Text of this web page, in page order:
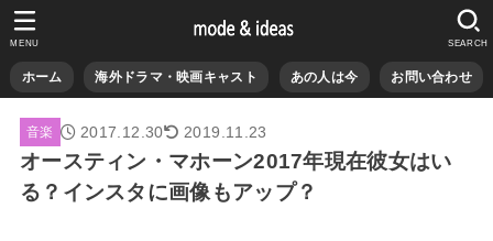
ホーム 海外ドラマ・映画キャスト あの人は今 お問い合わせ
SEARCH
MENU
音楽 2017.12.30 2019.11.23
オースティン・マホーン2017年現在彼女はい
る？インスタに画像もアップ？